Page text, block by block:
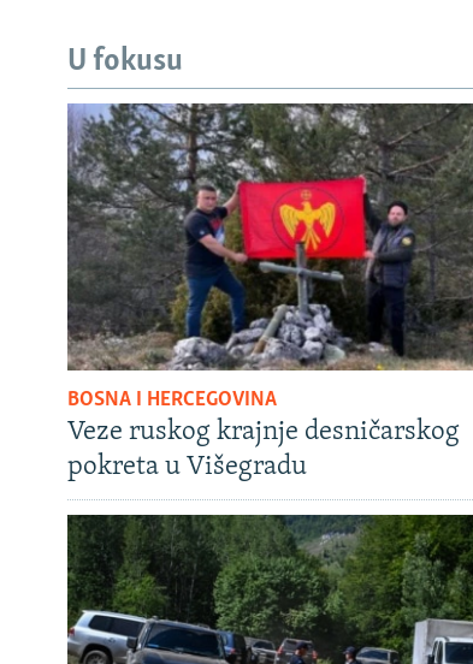
U fokusu
BOSNA I HERCEGOVINA
Veze ruskog krajnje desničarskog
pokreta u Višegradu